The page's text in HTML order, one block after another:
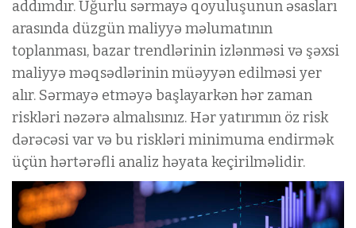
addımdır. Uğurlu sərmayə qoyuluşunun əsasları
arasında düzgün maliyyə məlumatının
toplanması, bazar trendlərinin izlənməsi və şəxsi
maliyyə məqsədlərinin müəyyən edilməsi yer
alır. Sərmayə etməyə başlayarkən hər zaman
riskləri nəzərə almalısınız. Hər yatırımın öz risk
dərəcəsi var və bu riskləri minimuma endirmək
üçün hərtərəfli analiz həyata keçirilməlidir.